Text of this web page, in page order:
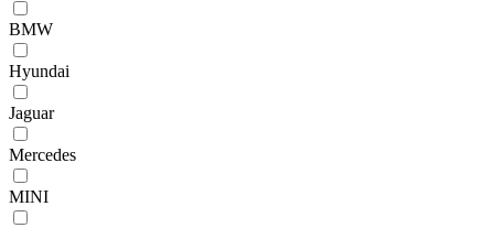
BMW
Hyundai
Jaguar
Mercedes
MINI